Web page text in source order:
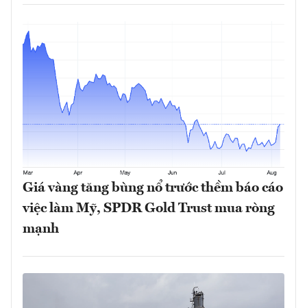
Giá vàng tăng bùng nổ trước thềm báo cáo
việc làm Mỹ, SPDR Gold Trust mua ròng
mạnh